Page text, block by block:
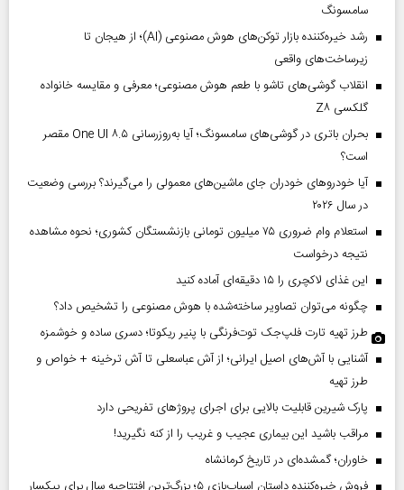
سامسونگ
رشد خیره‌کننده بازار توکن‌های هوش مصنوعی (AI)؛ از هیجان تا
زیرساخت‌های واقعی
انقلاب گوشی‌های تاشو‌ با طعم هوش مصنوعی؛ معرفی و مقایسه خانواده
گلکسی Z۸
بحران باتری در گوشی‌های سامسونگ؛ آیا به‌روزرسانی One UI ۸.۵ مقصر
است؟
آیا خودروهای خودران جای ماشین‌های معمولی را می‌گیرند؟ بررسی وضعیت
در سال ۲۰۲۶
استعلام وام ضروری ۷۵ میلیون تومانی بازنشستگان کشوری؛ نحوه مشاهده
نتیجه درخواست
این غذای لاکچری را ۱۵ دقیقه‌ای آماده کنید
چگونه می‌توان تصاویر ساخته‌شده با هوش مصنوعی را تشخیص داد؟
طرز تهیه تارت فلپ‌جک توت‌فرنگی با پنیر ریکوتا؛ دسری ساده و خوشمزه
آشنایی با آش‌های اصیل ایرانی؛ از آش عباسعلی تا آش ترخینه + خواص و
طرز تهیه
پارک شیرین قابلیت‌ بالایی برای اجرای پروژهای تفریحی دارد
مراقب باشید این بیماری عجیب و غریب را از کنه نگیرید!
خاوران؛ گمشده‌ای در تاریخ کرمانشاه